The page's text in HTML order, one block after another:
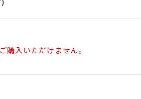
購入いただけません。